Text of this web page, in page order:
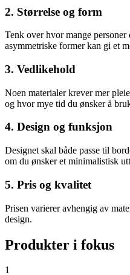
2. Størrelse og form
Tenk over hvor mange
asymmetriske former kan gi et
3. Vedlikehold
Noen materialer krever mer
og hvor mye tid du ønsker å
4. Design og funksjon
Designet skal både passe til
om du ønsker et minimalistisk
5. Pris og kvalitet
Prisen varierer avhengig av
design.
Produkter i fokus
1